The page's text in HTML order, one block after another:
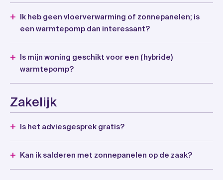
Ik heb geen vloerverwarming of zonnepanelen; is
een warmtepomp dan interessant?
Is mijn woning geschikt voor een (hybride)
warmtepomp?
Zakelijk
Is het adviesgesprek gratis?
Kan ik salderen met zonnepanelen op de zaak?